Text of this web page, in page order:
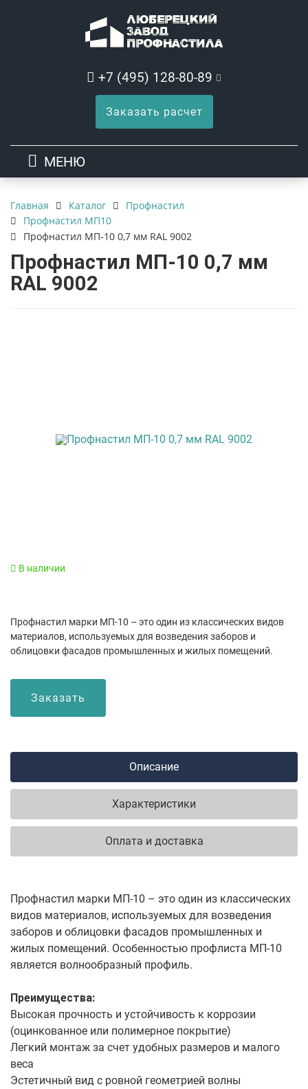
+7 (495) 128-80-89
Заказать расчет
МЕНЮ
Главная Каталог
Профнастил
Профнастил МП10
Профнастил МП-10 0,7 мм RAL 9002
Профнастил МП-10 0,7 мм
RAL 9002
В наличии
Профнастил марки МП-10 – это один из классических видов
материалов, используемых для возведения заборов и
облицовки фасадов промышленных и жилых помещений.
Заказать
Описание
Характеристики
Оплата и доставка
Профнастил марки МП-10 – это один из классических
видов материалов, используемых для возведения
заборов и облицовки фасадов промышленных и
жилых помещений. Особенностью профлиста МП-10
является волнообразный профиль.
Преимущества:
Высокая прочность и устойчивость к коррозии
(оцинкованное или полимерное покрытие)
Легкий монтаж за счет удобных размеров и малого
веса
Эстетичный вид с ровной геометрией волны